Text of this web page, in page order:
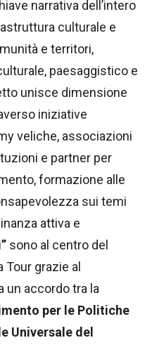
narrativa dell’intero
culturale e
e territori,
paesaggistico e
unisce dimensione
iniziative
veliche, associazioni
e partner per
formazione alle
sui temi
attiva e
sono al centro del
grazie al
un accordo tra la
per le Politiche
Universale del